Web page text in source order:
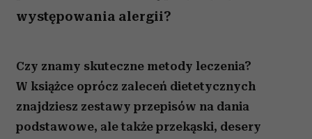
występowania alergii?
Czy znamy skuteczne metody leczenia?
W książce oprócz zaleceń dietetycznych
znajdziesz zestawy przepisów na dania
podstawowe, ale także przekąski, desery